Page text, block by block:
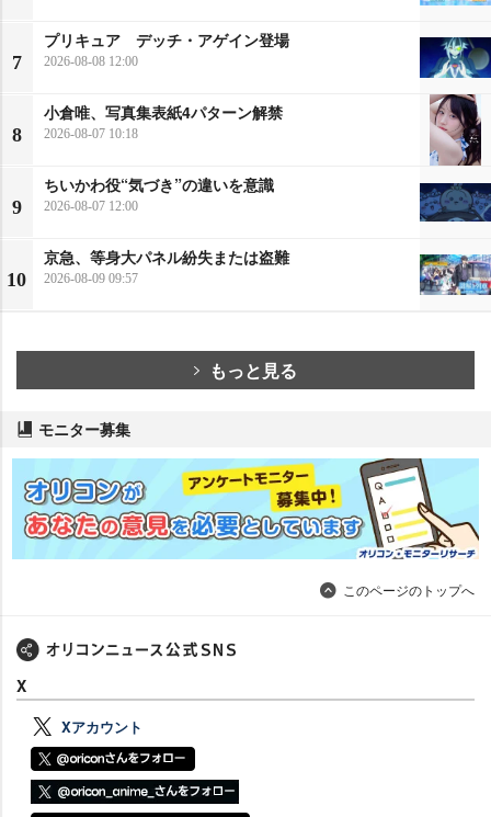
7
プリキュア デッチ・アゲイン登場
2026-08-08 12:00
8
小倉唯、写真集表紙4パターン解禁
2026-08-07 10:18
9
ちいかわ役“気づき”の違いを意識
2026-08-07 12:00
10
京急、等身大パネル紛失または盗難
2026-08-09 09:57
もっと見る
モニター募集
このページのトップへ
X
Xアカウント